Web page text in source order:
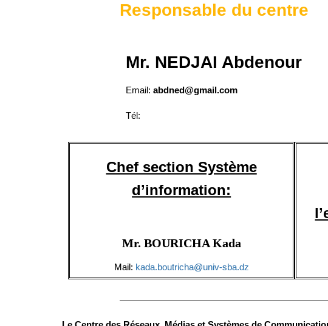
Responsable du centre
Mr. NEDJAI Abdenour
Email: abdned@gmail.com
Tél:
Chef section Système
d’information:
Mr. BOURICHA Kada
Mail: kada.boutricha@univ-sba.dz